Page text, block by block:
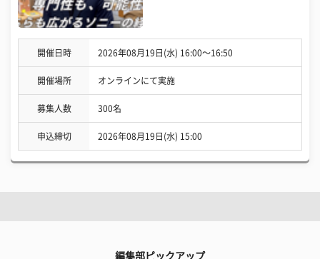
開催日時 2026年08月19日(水) 16:00〜16:50
開催場所 オンラインにて実施
募集人数 300名
申込締切 2026年08月19日(水) 15:00
編集部ピックアップ